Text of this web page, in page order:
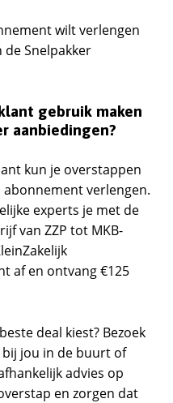
wilt verlengen
Snelpakker
gebruik maken
aanbiedingen?
kun je overstappen
abonnement verlengen.
experts je met de
van ZZP tot MKB-
af en ontvang €125
deal kiest? Bezoek
jou in de buurt of
advies op
en zorgen dat